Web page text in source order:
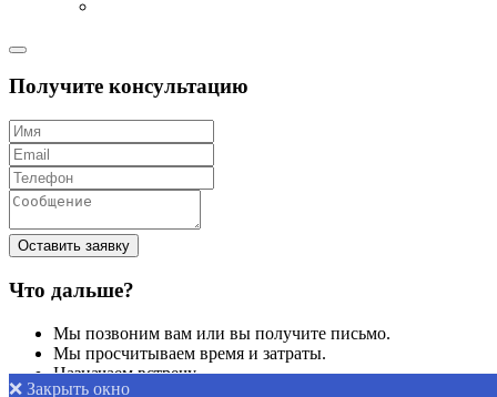
❌ Закрыть окно
Получите консультацию
Оставить заявку
Что дальше?
Мы позвоним вам или вы получите письмо.
Мы просчитываем время и затраты.
Назначаем встречу.